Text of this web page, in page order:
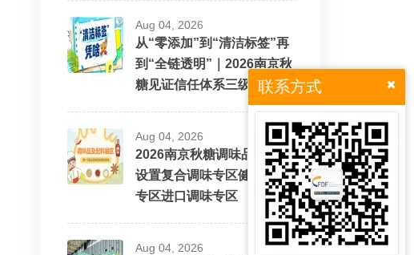
Aug 04, 2026
从“零添加”到“清洁标签”再
到“全链透明”｜2026南京秋
糖见证信任体系三级跳
Aug 04, 2026
2026南京秋糖调味品展区将
设置复合调味专区健康配料
专区进口调味专区
Aug 04, 2026
联系方式